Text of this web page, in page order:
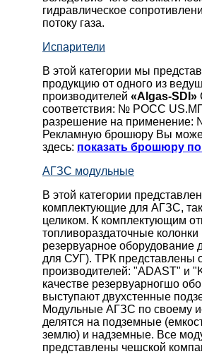
гидравлическое
потоку газа.
Испарители
В этой категории мы
продукцию от одного из
производителей «Algas-SDI»
соответствия: № РОСС
разрешение на
Рекламную брошюру Вы
здесь: показать брошюру
АГЗС модульные
В этой категории
комплектующие для АГЗС,
целиком. К комплектующим
топливораздаточные
резервуарное оборудование
для СУГ). ТРК представлены
производителей: "ADAST" и
качестве резервуарногшо
выступают двухстенные
Модульные АГЗС по своему
делятся на подземные
землю) и надземные. Все
представлены чешской